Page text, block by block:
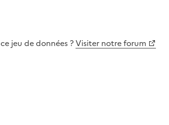
ce jeu de données ?Visiter notre forum